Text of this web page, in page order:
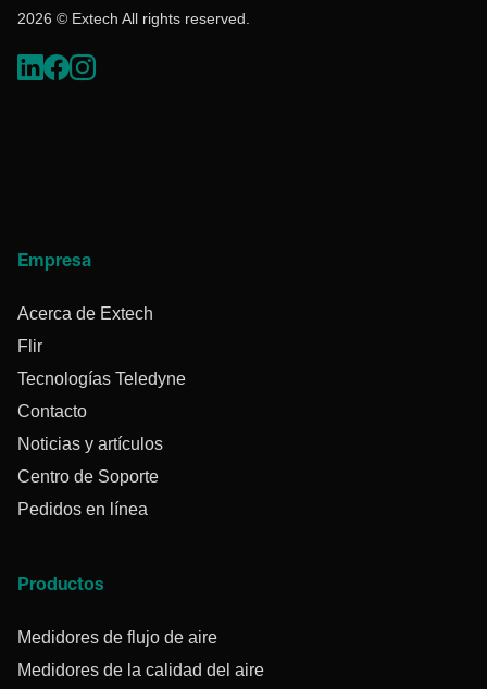
2026 © Extech All rights reserved.
Empresa
Acerca de Extech
Flir
Tecnologías Teledyne
Contacto
Noticias y artículos
Centro de Soporte
Pedidos en línea
Productos
Medidores de flujo de aire
Medidores de la calidad del aire